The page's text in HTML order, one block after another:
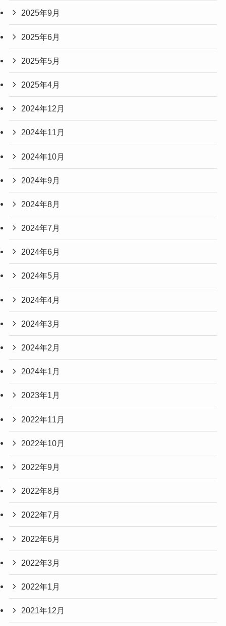
2025年9月
2025年6月
2025年5月
2025年4月
2024年12月
2024年11月
2024年10月
2024年9月
2024年8月
2024年7月
2024年6月
2024年5月
2024年4月
2024年3月
2024年2月
2024年1月
2023年1月
2022年11月
2022年10月
2022年9月
2022年8月
2022年7月
2022年6月
2022年3月
2022年1月
2021年12月